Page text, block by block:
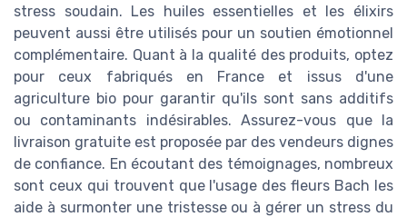
stress soudain. Les huiles essentielles et les élixirs
peuvent aussi être utilisés pour un soutien émotionnel
complémentaire. Quant à la qualité des produits, optez
pour ceux fabriqués en France et issus d'une
agriculture bio pour garantir qu'ils sont sans additifs
ou contaminants indésirables. Assurez-vous que la
livraison gratuite est proposée par des vendeurs dignes
de confiance. En écoutant des témoignages, nombreux
sont ceux qui trouvent que l'usage des fleurs Bach les
aide à surmonter une tristesse ou à gérer un stress du